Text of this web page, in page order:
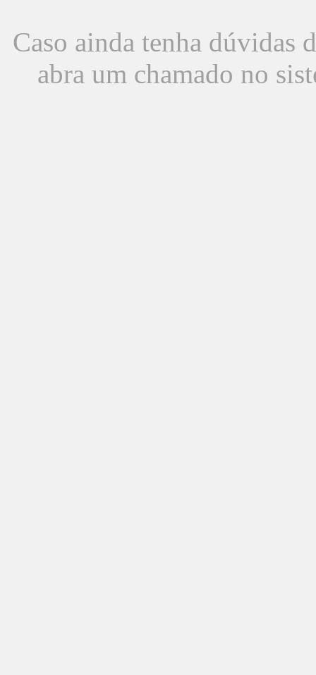
Caso ainda tenha dúvidas
abra um chamado no